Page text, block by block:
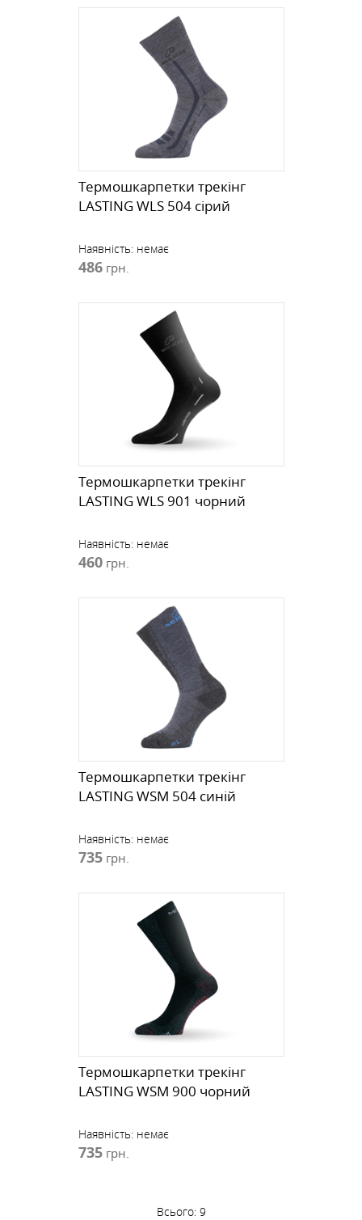
Термошкарпетки трекінг
LASTING WLS 504 сірий
Наявність: немає
486 грн.
Термошкарпетки трекінг
LASTING WLS 901 чорний
Наявність: немає
460 грн.
Термошкарпетки трекінг
LASTING WSM 504 синій
Наявність: немає
735 грн.
Термошкарпетки трекінг
LASTING WSM 900 чорний
Наявність: немає
735 грн.
Всього: 9